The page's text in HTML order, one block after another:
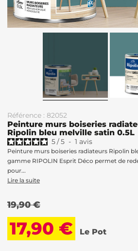
Référence : 82052
Peinture murs boiseries
Ripolin bleu melville satin 0.5L
5/5 - 1 avis
Peinture murs boiseries radiateurs Ripolin
gamme RIPOLIN Esprit Déco permet de
pour...
Lire la suite
19,90 €
17,90 € Le Pot